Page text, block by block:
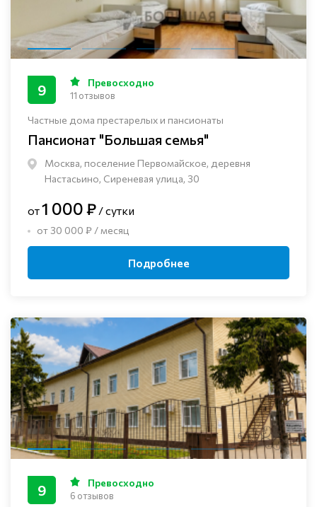
Частные дома престарелых и пансионаты
Пансионат "Большая семья"
Москва, поселение Первомайское, деревня
Настасьино, Сиреневая улица, 30
9 Превосходно
11 отзывов
от1 000 ₽ / сутки
от 30 000 ₽ / месяц
Подробнее
9 Превосходно
6 отзывов